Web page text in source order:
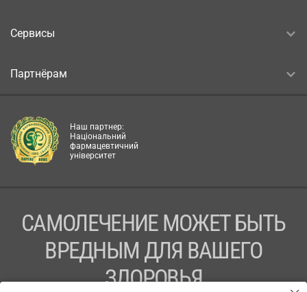
Сервисы
Партнёрам
Наш партнер:
Національний
фармацевтичний
університет
САМОЛЕЧЕНИЕ МОЖЕТ БЫТЬ
ВРЕДНЫМ ДЛЯ ВАШЕГО
ЗДОРОВЬЯ